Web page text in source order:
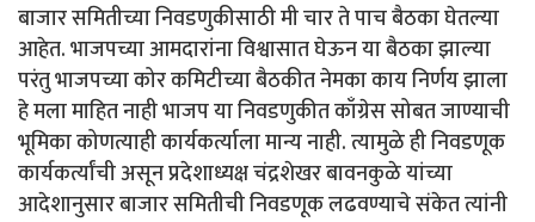
बाजार समितीच्या निवडणुकीसाठी मी चार ते पाच बैठका घेतल्या
आहेत. भाजपच्या आमदारांना विश्वासात घेऊन या बैठका झाल्या
परंतु भाजपच्या कोर कमिटीच्या बैठकीत नेमका काय निर्णय झाला
हे मला माहित नाही भाजप या निवडणुकीत काँग्रेस सोबत जाण्याची
भूमिका कोणत्याही कार्यकर्त्याला मान्य नाही. त्यामुळे ही निवडणूक
कार्यकर्त्यांची असून प्रदेशाध्यक्ष चंद्रशेखर बावनकुळे यांच्या
आदेशानुसार बाजार समितीची निवडणूक लढवण्याचे संकेत त्यांनी